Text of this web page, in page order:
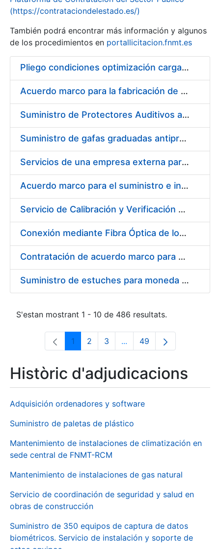
Mostra/Amaga
(https://contrataciondelestado.es/)
También podrá encontrar más información y algunos
de los procedimientos en portallicitacion.fnmt.es
Pliego condiciones optimización cargas compras firmado
Acuerdo marco para la fabricación de piezas
Suministro de Protectores Auditivos a medida para las personas trabajadoras de los Centros de Trabajo de Madrid y Burgos
Suministro de gafas graduadas antiproyecciones para los trabajadores de la FNMT-RCM en los centros de trabajo de Madrid y Burgos
Servicios de una empresa externa para el asesoramiento y resolución de los recursos de alzada que se presentan relacionados con procesos de selección para la FNMT-RCM
Acuerdo marco para el suministro e instalación de persianas, estores y otros complementos
Servicio de Calibración y Verificación Externa de los Equipos de Medición del Servicio de Prevención de la FNMT-RCM
Conexión mediante Fibra Óptica de los Centros de Proceso de Datos (CPDs) de las sedes de la FNMT-RCM de Burgos y Madrid
Contratación de acuerdo marco para el Suministro de Material de Electricidad para la Fábrica Nacional de Moneda y Timbre-Real Casa de la Moneda en su centro de trabajo de Burgos
Suministro de estuches para moneda de 30 €
S'estan mostrant 1 - 10 de 486 resultats.
Pàgina
1 Pàgina
2 Pàgina
3 ...Pàgines intermèdies
Pàgina
49
Històric d'adjudicacions
Adquisición ordenadores y software
Suministro de paletas de plástico
Mantenimiento de instalaciones de climatización en
sede central de FNMT-RCM
Mantenimiento de instalaciones de gas natural
Servicio de coordinación de seguridad y salud en
obras de construcción
Suministro de 350 equipos de captura de datos
biométricos. Servicio de instalación y soporte de